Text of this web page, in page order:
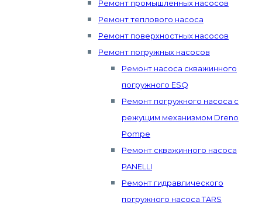
Ремонт промышленных насосов
Ремонт теплового насоса
Ремонт поверхностных насосов
Ремонт погружных насосов
Ремонт насоса скважинного
погружного ESQ
Ремонт погружного насоса с
режущим механизмом Dreno
Pompe
Ремонт скважинного насоса
PANELLI
Ремонт гидравлического
погружного насоса TARS